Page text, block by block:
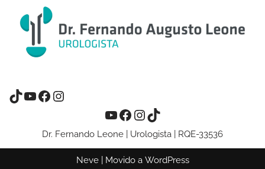
Dr. Fernando Leone | Urologista | RQE-33536
Neve| Movido a WordPress